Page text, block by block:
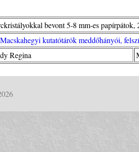
bevont 5-8 mm-es papírpátok,
Macskahegyi kutatótárók meddőhányói,
Regina